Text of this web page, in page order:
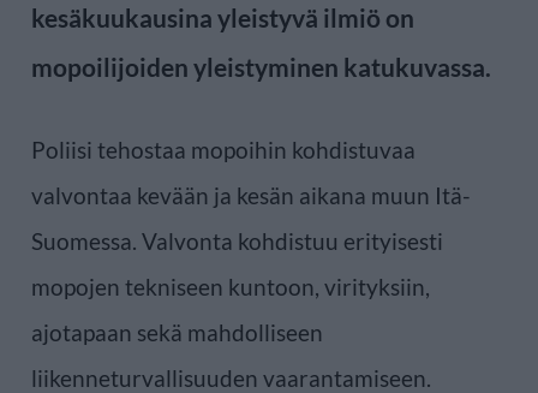
kesäkuukausina yleistyvä ilmiö on
mopoilijoiden yleistyminen katukuvassa.
Poliisi tehostaa mopoihin kohdistuvaa
valvontaa kevään ja kesän aikana muun Itä-
Suomessa. Valvonta kohdistuu erityisesti
mopojen tekniseen kuntoon, virityksiin,
ajotapaan sekä mahdolliseen
liikenneturvallisuuden vaarantamiseen.